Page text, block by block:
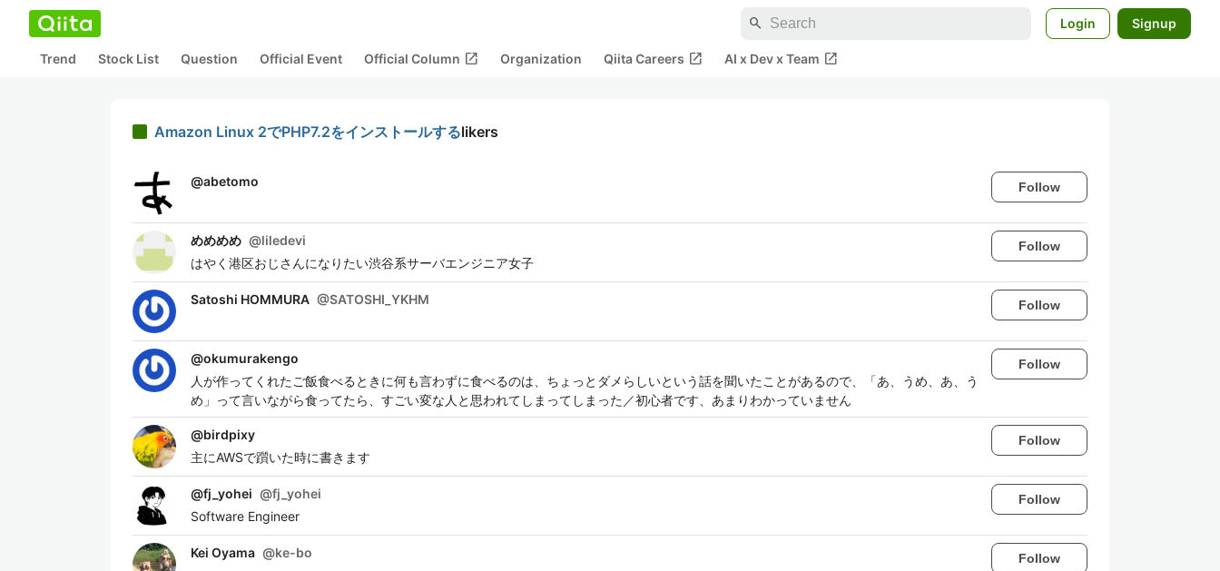
search Login Signup
Trend Stock List Question Official Event Official Column open_in_new Organization Qiita Careers open_in_new AI x Dev x Team open_in_new
Amazon Linux 2でPHP7.2をインストールするlikers
@abetomo Follow
めめめめ @liledevi
はやく港区おじさんになりたい渋谷系サーバエンジニア女子
Follow
Satoshi HOMMURA @SATOSHI_YKHM Follow
@okumurakengo
人が作ってくれたご飯食べるときに何も言わずに食べるのは、ちょっとダメらしいという話を聞いたことがあるので、「あ、うめ、あ、う
め」って言いながら食ってたら、すごい変な人と思われてしまってしまった／初心者です、あまりわかっていません
Follow
@birdpixy
主にAWSで躓いた時に書きます
Follow
@fj_yohei @fj_yohei
Software Engineer
Follow
Kei Oyama @ke-bo Follow